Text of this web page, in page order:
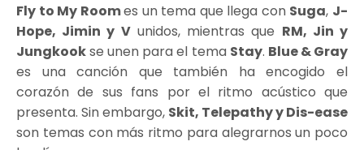
Fly to My Roomes un tema que llega con Suga, J-
Hope, Jimin y Vunidos, mientras que RM, Jin y
Jungkookse unen para el tema Stay. Blue & Gray
es una canción que también ha encogido el
corazón de sus fans por el ritmo acústico que
presenta. Sin embargo, Skit, Telepathy y Dis-ease
son temas con más ritmo para alegrarnos un poco